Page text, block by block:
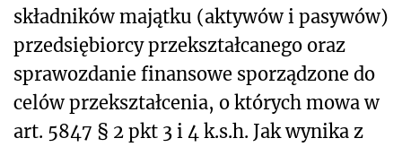
składników majątku (aktywów i pasywów)
przedsiębiorcy przekształcanego oraz
sprawozdanie finansowe sporządzone do
celów przekształcenia, o których mowa w
art. 5847 § 2 pkt 3 i 4 k.s.h. Jak wynika z